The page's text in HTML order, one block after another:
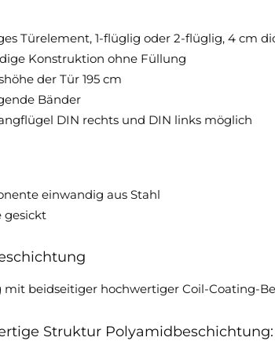
Türelement, 1-flüglig oder 2-flüglig, 4 cm
Konstruktion ohne Füllung
der Tür 195 cm
Bänder
DIN rechts und DIN links möglich
einwandig aus Stahl
gesickt
mit beidseitiger hochwertiger Coil-Coating-
Struktur Polyamidbeschichtung: